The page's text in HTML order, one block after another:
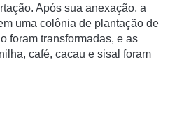
Após sua anexação, a
uma colônia de plantação de
foram transformadas, e as
, café, cacau e sisal foram